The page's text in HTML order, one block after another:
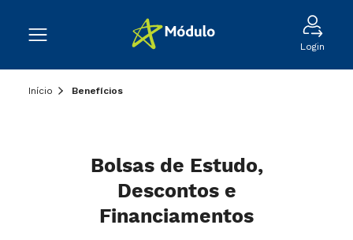
Login
Início Benefícios
Bolsas de Estudo,
Descontos e
Financiamentos